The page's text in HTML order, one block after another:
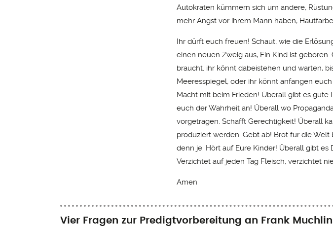
Autokraten kümmern sich um andere,
mehr Angst vor ihrem Mann haben,
Ihr dürft euch freuen! Schaut, wie die
einen neuen Zweig aus, Ein Kind ist
braucht. ihr könnt dabeistehen und warten,
Meeresspiegel, oder ihr könnt anfangen
Macht mit beim Frieden! Überall gibt es gute
euch der Wahrheit an! Überall wo
vorgetragen. Schafft Gerechtigkeit! Überall
produziert werden. Gebt ab! Brot für die
denn je. Hört auf Eure Kinder! Überall gibt
Verzichtet auf jeden Tag Fleisch, verzichtet
Amen
Vier Fragen zur Predigtvorbereitung an Frank